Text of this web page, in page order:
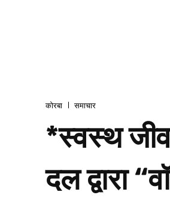
कोरबा समाचार
*स्वस्थ
दल द्वारा